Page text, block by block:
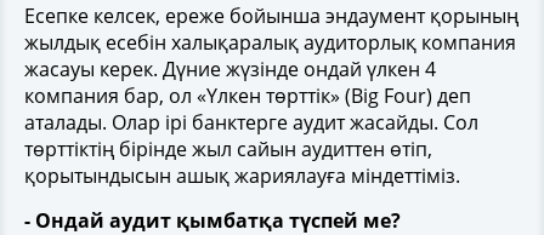
Есепке келсек, ереже бойынша эндаумент қорының
жылдық есебін халықаралық аудиторлық компания
жасауы керек. Дүние жүзінде ондай үлкен 4
компания бар, ол «Үлкен төрттік» (Big Four) деп
аталады. Олар ірі банктерге аудит жасайды. Сол
төрттіктің бірінде жыл сайын аудиттен өтіп,
қорытындысын ашық жариялауға міндеттіміз.
- Ондай аудит қымбатқа түспей ме?